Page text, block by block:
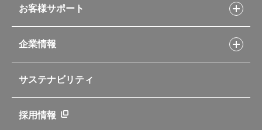
ソフトクーラー・バッグ
自転車専用ボトル
アパレル小物
新製品一覧
スープジャーレシピ
イージースモーカーレシピ
レシピ本のご紹介
お客様サポート
交換用部品の購入方法
部品の種類や販売状況を調べる
よくあるご質問・お問い合わせ
企業情報
企業理念
会社概要
ニュース
サステナビリティ
採用情報